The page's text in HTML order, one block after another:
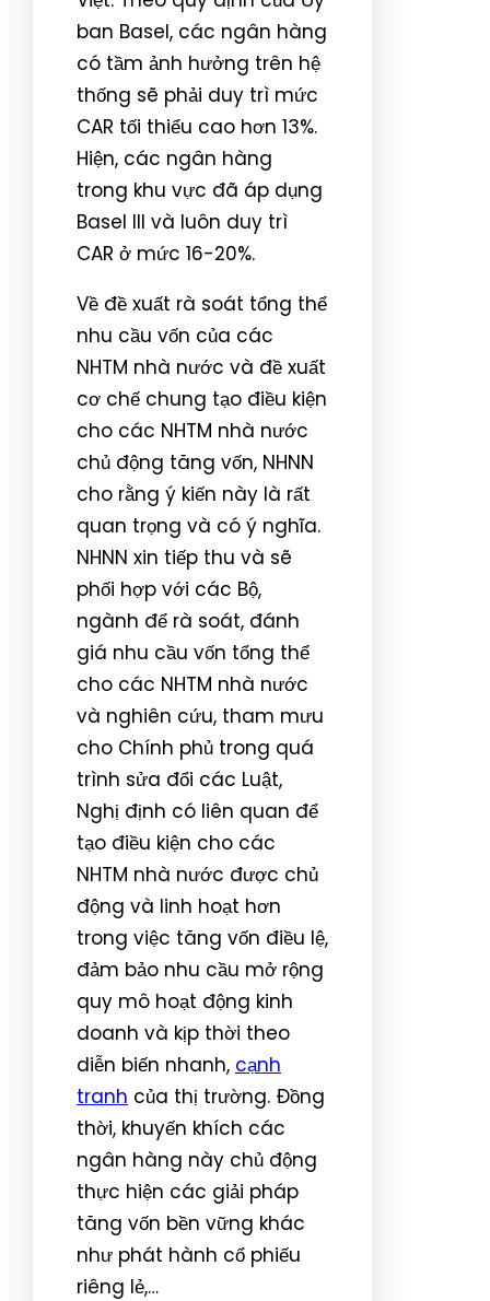
ban Basel, các ngân hàng
có tầm ảnh hưởng trên hệ
thống sẽ phải duy trì mức
CAR tối thiểu cao hơn 13%.
Hiện, các ngân hàng
trong khu vực đã áp dụng
Basel III và luôn duy trì
CAR ở mức 16-20%.
Về đề xuất rà soát tổng thể
nhu cầu vốn của các
NHTM nhà nước và đề xuất
cơ chế chung tạo điều kiện
cho các NHTM nhà nước
chủ động tăng vốn, NHNN
cho rằng ý kiến này là rất
quan trọng và có ý nghĩa.
NHNN xin tiếp thu và sẽ
phối hợp với các Bộ,
ngành để rà soát, đánh
giá nhu cầu vốn tổng thể
cho các NHTM nhà nước
và nghiên cứu, tham mưu
cho Chính phủ trong quá
trình sửa đổi các Luật,
Nghị định có liên quan để
tạo điều kiện cho các
NHTM nhà nước được chủ
động và linh hoạt hơn
trong việc tăng vốn điều lệ,
đảm bảo nhu cầu mở rộng
quy mô hoạt động kinh
doanh và kịp thời theo
diễn biến nhanh, cạnh
tranh của thị trường. Đồng
thời, khuyến khích các
ngân hàng này chủ động
thực hiện các giải pháp
tăng vốn bền vững khác
như phát hành cổ phiếu
riêng lẻ,…